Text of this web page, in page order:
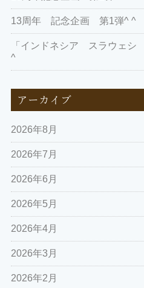
13周年 記念企画 第1弾^ ^
「インドネシア スラウェシ
^
アーカイブ
2026年8月
2026年7月
2026年6月
2026年5月
2026年4月
2026年3月
2026年2月